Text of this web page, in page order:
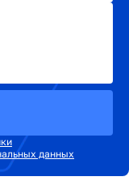
данных